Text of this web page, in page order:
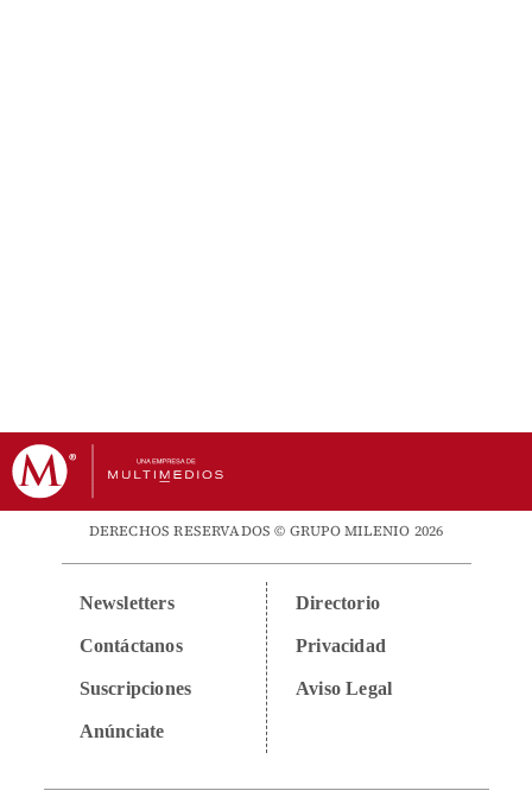
DERECHOS RESERVADOS © GRUPO MILENIO 2026
Newsletters
Contáctanos
Suscripciones
Anúnciate
Directorio
Privacidad
Aviso Legal